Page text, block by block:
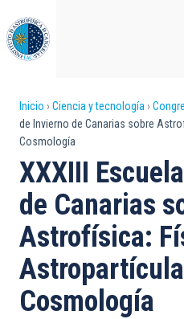
al
contenido
principal
Sobrescribir
enlaces
de
ayuda
a
la
navegación
Inicio Ciencia y tecnología
de Invierno de Canarias sobre
Cosmología
XXXIII
de Canarias
Astrofísica:
Cosmología